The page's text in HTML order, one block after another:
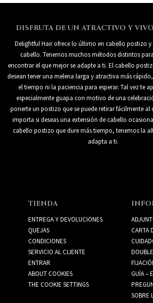
DISFRUTA DE UN ATRACTIVO Y
Delightful Hair ofrece lo último en cabello postizo y
cabello. Tenemos muchos métodos distintos
encontrar el que mejor se adapte a ti. El cabello
desean tener una melena larga y atractiva más
el tiempo ni la paciencia para esperar. Tal vez te
especialmente guapa con motivo de una
ponerte un postizo que se puede retirar fácilmente al
importa si deseas una extensión de cabello
cabello postizo que dure más tiempo, tenemos la
adapta a ti.
TIENDA
ENTREGA Y DEVOLUCIONES
QUEJAS
CONDICIONES
SERVICIO AL CLIENTE
ENTRAR
ABOUT COOKIES
THE COOKIE SETTINGS
CARTA
GUÍA –
SOBRE